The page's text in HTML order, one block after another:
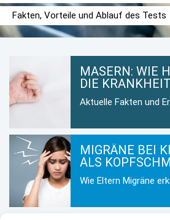
Fakten, Vorteile und Ablauf des Tests
MASERN: WIE
DIE
Aktuelle Fakten und
MIGRÄNE BEI
ALS
Wie Eltern Migräne